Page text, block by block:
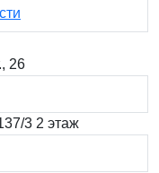
26
3 2 этаж